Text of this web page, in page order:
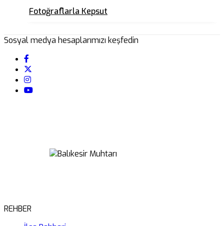
Fotoğraflarla Kepsut
Sosyal medya hesaplarımızı keşfedin
REHBER